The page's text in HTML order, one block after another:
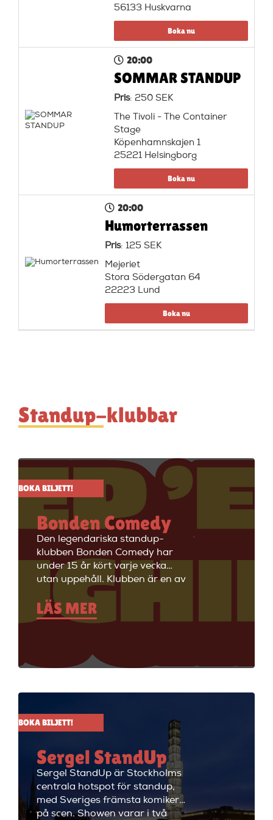
56133 Huskvarna
Boka nu
20:00
SOMMAR STANDUP
Pris: 250 SEK
The Tivoli - The Container
Stage
Köpenhamnskajen 1
25221 Helsingborg
Boka nu
20:00
Humorterrassen
Pris: 125 SEK
Mejeriet
Stora Södergatan 64
22223 Lund
Boka nu
Standup-klubbar
BOKA BILJETT!
Bonden Comedy
Den legendariska standup-
klubben Bonden Comedy har
under 15 år kört varje vecka
utan uppehåll. Klubben är en av
Stockholms äldsta
standupklubbar och är känd för
att ha de bästa komikerna i
välkommen till Big Ben Stand
LÄS MER
BOKA BILJETT!
Sergel StandUp
Sergel StandUp är Stockholms
centrala hotspot för standup,
med Sveriges främsta komiker
på scen. Showen varar i två